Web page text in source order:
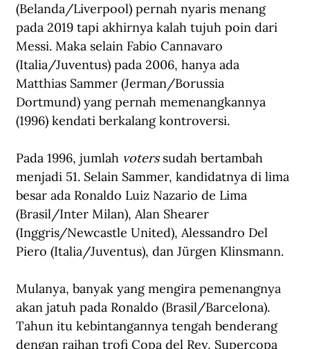
(Belanda/Liverpool) pernah nyaris menang
pada 2019 tapi akhirnya kalah tujuh poin dari
Messi. Maka selain Fabio Cannavaro
(Italia/Juventus) pada 2006, hanya ada
Matthias Sammer (Jerman/Borussia
Dortmund) yang pernah memenangkannya
(1996) kendati berkalang kontroversi.
Pada 1996, jumlah voters sudah bertambah
menjadi 51. Selain Sammer, kandidatnya di lima
besar ada Ronaldo Luiz Nazario de Lima
(Brasil/Inter Milan), Alan Shearer
(Inggris/Newcastle United), Alessandro Del
Piero (Italia/Juventus), dan Jürgen Klinsmann.
Mulanya, banyak yang mengira pemenangnya
akan jatuh pada Ronaldo (Brasil/Barcelona).
Tahun itu kebintangannya tengah benderang
dengan raihan trofi Copa del Rey, Supercopa